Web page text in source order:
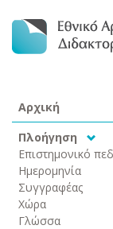
Αρχική
Πλοήγηση
Επιστημονικό
Ημερομηνία
Συγγραφέας
Χώρα
Γλώσσα